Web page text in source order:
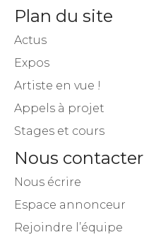
Plan du site
Actus
Expos
Artiste en vue !
Appels à projet
Stages et cours
Nous contacter
Nous écrire
Espace annonceur
Rejoindre l’équipe